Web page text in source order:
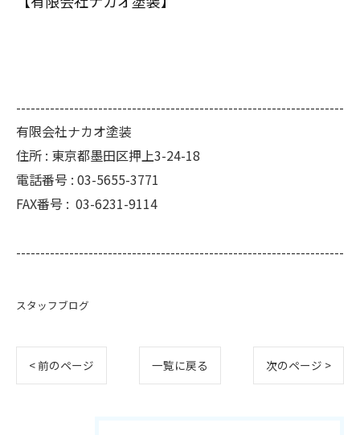
--------------------------------------------------------------------
有限会社ナカオ塗装
住所 : 東京都墨田区押上3-24-18
電話番号 : 03-5655-3771
FAX番号 : 03-6231-9114
--------------------------------------------------------------------
スタッフブログ
< 前のページ 一覧に戻る 次のページ >